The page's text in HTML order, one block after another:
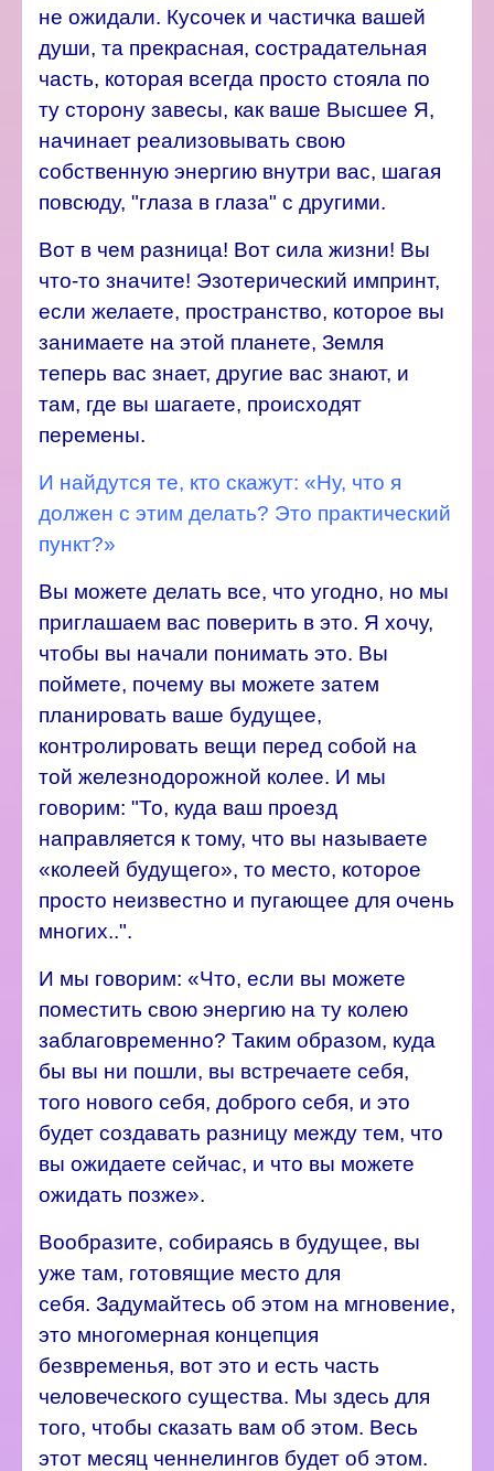
не ожидали. Кусочек и частичка вашей
души, та прекрасная, сострадательная
часть, которая всегда просто стояла по
ту сторону завесы, как ваше Высшее Я,
начинает реализовывать свою
собственную энергию внутри вас, шагая
повсюду, "глаза в глаза" с другими.
Вот в чем разница! Вот сила жизни! Вы
что-то значите! Эзотерический импринт,
если желаете, пространство, которое вы
занимаете на этой планете, Земля
теперь вас знает, другие вас знают, и
там, где вы шагаете, происходят
перемены.
И найдутся те, кто скажут: «Ну, что я
должен с этим делать? Это практический
пункт?»
Вы можете делать все, что угодно, но мы
приглашаем вас поверить в это. Я хочу,
чтобы вы начали понимать это. Вы
поймете, почему вы можете затем
планировать ваше будущее,
контролировать вещи перед собой на
той железнодорожной колее. И мы
говорим: "То, куда ваш проезд
направляется к тому, что вы называете
«колеей будущего», то место, которое
просто неизвестно и пугающее для очень
многих..".
И мы говорим: «Что, если вы можете
поместить свою энергию на ту колею
заблаговременно? Таким образом, куда
бы вы ни пошли, вы встречаете себя,
того нового себя, доброго себя, и это
будет создавать разницу между тем, что
вы ожидаете сейчас, и что вы можете
ожидать позже».
Вообразите, собираясь в будущее, вы
уже там, готовящие место для
себя. Задумайтесь об этом на мгновение,
это многомерная концепция
безвременья, вот это и есть часть
человеческого существа. Мы здесь для
того, чтобы сказать вам об этом. Весь
этот месяц ченнелингов будет об этом.